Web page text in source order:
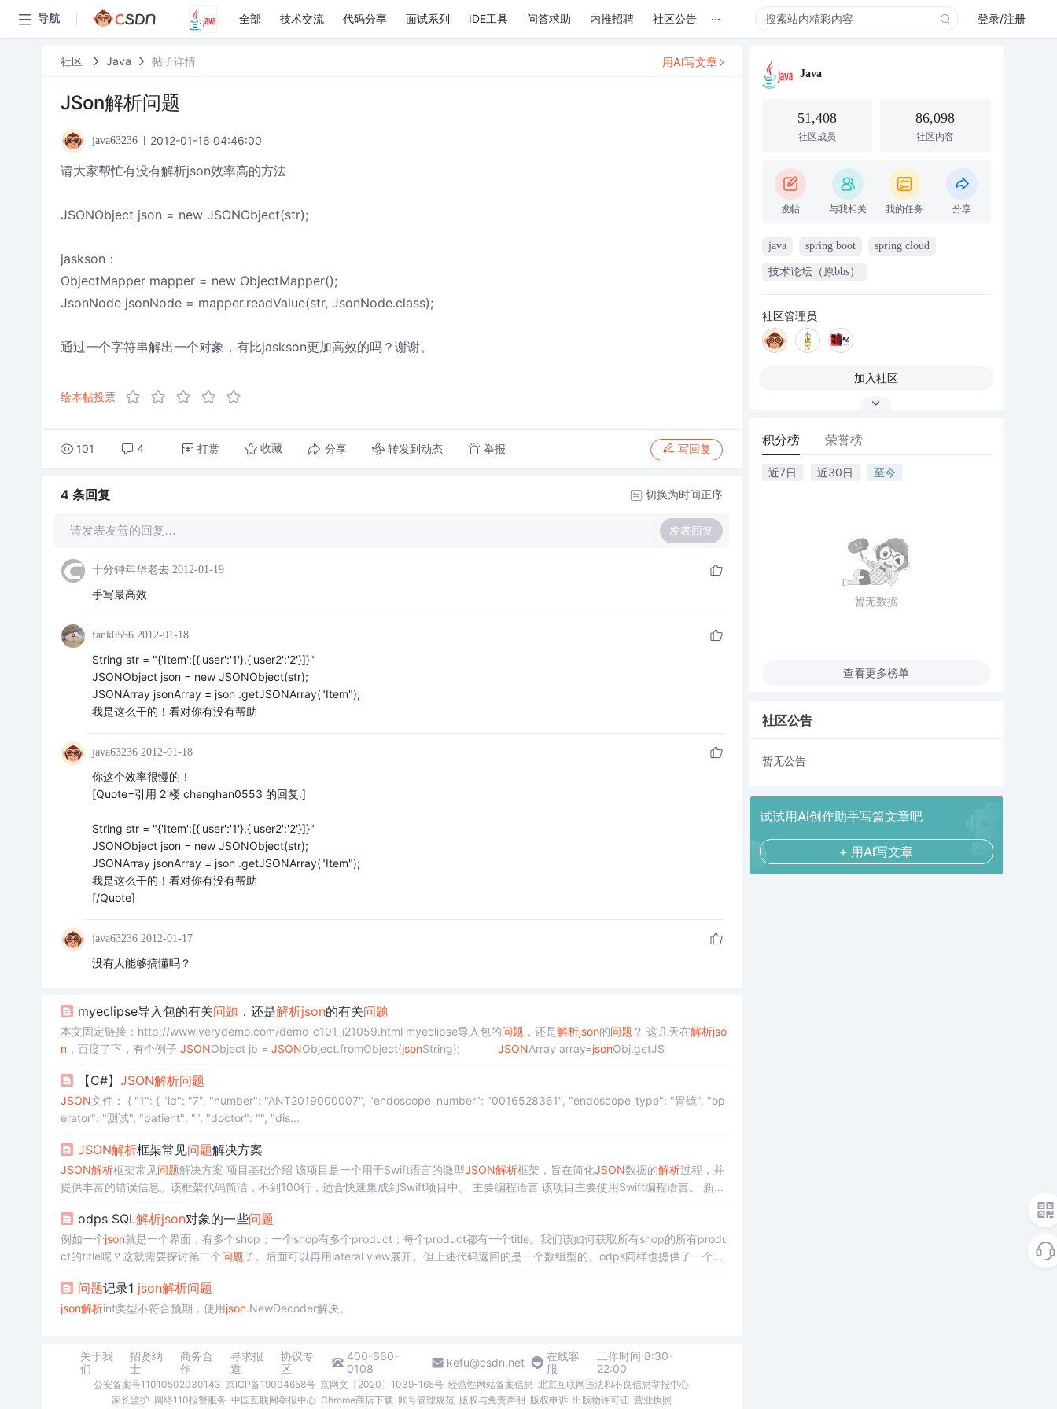
导航 全部 技术交流 代码分享 面试系列 IDE工具 问答求助 内推招聘 社区公告 ... 登录/注册
社区 Java 帖子详情
JSon解析问题
java63236 2012-01-16 04:46:00
请大家帮忙有没有解析json效率高的方法
JSONObject json = new JSONObject(str);
jaskson：
ObjectMapper mapper = new ObjectMapper();
JsonNode jsonNode = mapper.readValue(str, JsonNode.class);
通过一个字符串解出一个对象，有比jaskson更加高效的吗？谢谢。
给本帖投票
101 4 打赏 收藏 分享 转发到动态 举报 写回复
用AI写文章
4 条回复 切换为时间正序
请发表友善的回复… 发表回复
十分钟年华老去 2012-01-19
手写最高效
fank0556 2012-01-18
String str = "{'Item':[{'user':'1'},{'user2':'2'}]}"
JSONObject json = new JSONObject(str);
JSONArray jsonArray = json .getJSONArray("Item");
我是这么干的！看对你有没有帮助
java63236 2012-01-18
你这个效率很慢的！
[Quote=引用 2 楼 chenghan0553 的回复:]
String str = "{'Item':[{'user':'1'},{'user2':'2'}]}"
JSONObject json = new JSONObject(str);
JSONArray jsonArray = json .getJSONArray("Item");
我是这么干的！看对你有没有帮助
[/Quote]
java63236 2012-01-17
没有人能够搞懂吗？
myeclipse导入包的有关问题 ，还是解析json的有关问题
本文固定链接：http://www.verydemo.com/demo_c101_i21059.html myeclipse导入包的问题 ，还是解析json的问题 ？ 这几天在解析jso
n ，百度了下，有个例子 JSONObject jb = JSONObject.fromObject(json JSONArray array=jsonObj.getJS
【C#】 JSON解析问题
JSON文件： { "1": { "id": "7", "number": "ANT2019000007", "endoscope_number": "0016528361", "endoscope_type": "胃镜", "op
erator": "测试", "patient": "", "doctor": "", "dis...
JSON解析框架常见问题解决方案
JSON解析框架常见问题解决方案 项目基础介绍 该项目是一个用于Swift语言的微型JSON解析框架，旨在简化JSON数据的解析过程，并
提供丰富的错误信息。该框架代码简洁，不到100行，适合快速集成到Swift项目中。 主要编程语言 该项目主要使用Swift编程语言。 新手
odps SQL解析json对象的一些问题
例如一个json就是一个界面，有多个shop；一个shop有多个product；每个product都有一个title。我们该如何获取所有shop的所有produ
ct的title呢？这就需要探讨第二个问题了。后面可以再用lateral view展开。但上述代码返回的是一个数组型的。odps同样也提供了一个函
问题记录1 json解析问题
json解析int类型不符合预期，使用json.NewDecoder解决。
关于我
们
招贤纳
士
商务合
作
寻求报
道
协议专
区
400-660-
0108
kefu@csdn.net
在线客
服
工作时间 8:30-
22:00
公安备案号11010502030143 京ICP备19004658号 京网文〔2020〕1039-165号 经营性网站备案信息 北京互联网违法和不良信息举报中心
家长监护 网络110报警服务 中国互联网举报中心 Chrome商店下载 账号管理规范 版权与免责声明 版权申诉 出版物许可证 营业执照
Java
51,408
社区成员
86,098
社区内容
发帖 与我相关 我的任务 分享
java spring boot spring cloud
技术论坛（原bbs）
社区管理员
加入社区
积分榜 荣誉榜
近7日 近30日 至今
暂无数据
查看更多榜单
社区公告
暂无公告
试试用AI创作助手写篇文章吧
+ 用AI写文章